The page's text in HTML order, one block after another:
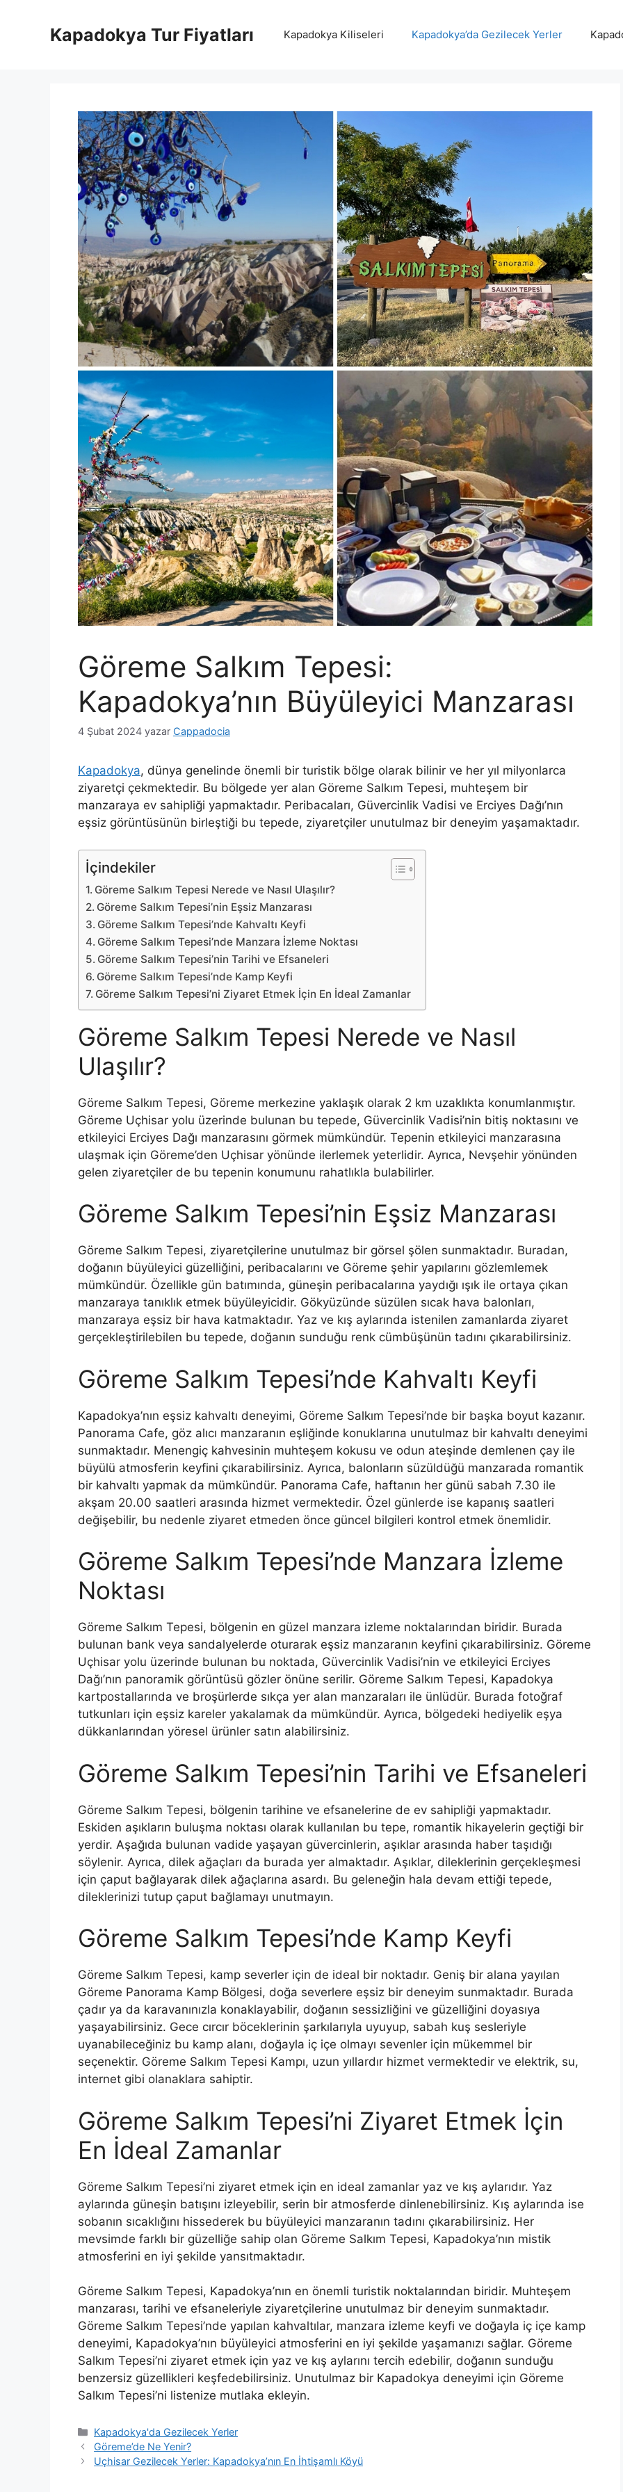
Kapadokya Tur Fiyatları Kapadokya Kiliseleri Kapadokya’da Gezilecek Yerler
Göreme Salkım Tepesi:
Kapadokya’nın Büyüleyici Manzarası
4 Şubat 2024 yazar Cappadocia
Kapadokya, dünya genelinde önemli bir turistik bölge olarak bilinir ve her yıl milyonlarca
ziyaretçi çekmektedir. Bu bölgede yer alan Göreme Salkım Tepesi, muhteşem bir
manzaraya ev sahipliği yapmaktadır. Peribacaları, Güvercinlik Vadisi ve Erciyes Dağı’nın
eşsiz görüntüsünün birleştiği bu tepede, ziyaretçiler unutulmaz bir deneyim yaşamaktadır.
İçindekiler
Göreme Salkım Tepesi Nerede ve Nasıl Ulaşılır?
Göreme Salkım Tepesi’nin Eşsiz Manzarası
Göreme Salkım Tepesi’nde Kahvaltı Keyfi
Göreme Salkım Tepesi’nde Manzara İzleme Noktası
Göreme Salkım Tepesi’nin Tarihi ve Efsaneleri
Göreme Salkım Tepesi’nde Kamp Keyfi
Göreme Salkım Tepesi’ni Ziyaret Etmek İçin En İdeal Zamanlar
Göreme Salkım Tepesi Nerede ve Nasıl
Ulaşılır?
Göreme Salkım Tepesi, Göreme merkezine yaklaşık olarak 2 km uzaklıkta konumlanmıştır.
Göreme Uçhisar yolu üzerinde bulunan bu tepede, Güvercinlik Vadisi’nin bitiş noktasını ve
etkileyici Erciyes Dağı manzarasını görmek mümkündür. Tepenin etkileyici manzarasına
ulaşmak için Göreme’den Uçhisar yönünde ilerlemek yeterlidir. Ayrıca, Nevşehir yönünden
gelen ziyaretçiler de bu tepenin konumunu rahatlıkla bulabilirler.
Göreme Salkım Tepesi’nin Eşsiz Manzarası
Göreme Salkım Tepesi, ziyaretçilerine unutulmaz bir görsel şölen sunmaktadır. Buradan,
doğanın büyüleyici güzelliğini, peribacalarını ve Göreme şehir yapılarını gözlemlemek
mümkündür. Özellikle gün batımında, güneşin peribacalarına yaydığı ışık ile ortaya çıkan
manzaraya tanıklık etmek büyüleyicidir. Gökyüzünde süzülen sıcak hava balonları,
manzaraya eşsiz bir hava katmaktadır. Yaz ve kış aylarında istenilen zamanlarda ziyaret
gerçekleştirilebilen bu tepede, doğanın sunduğu renk cümbüşünün tadını çıkarabilirsiniz.
Göreme Salkım Tepesi’nde Kahvaltı Keyfi
Kapadokya’nın eşsiz kahvaltı deneyimi, Göreme Salkım Tepesi’nde bir başka boyut kazanır.
Panorama Cafe, göz alıcı manzaranın eşliğinde konuklarına unutulmaz bir kahvaltı deneyimi
sunmaktadır. Menengiç kahvesinin muhteşem kokusu ve odun ateşinde demlenen çay ile
büyülü atmosferin keyfini çıkarabilirsiniz. Ayrıca, balonların süzüldüğü manzarada romantik
bir kahvaltı yapmak da mümkündür. Panorama Cafe, haftanın her günü sabah 7.30 ile
akşam 20.00 saatleri arasında hizmet vermektedir. Özel günlerde ise kapanış saatleri
değişebilir, bu nedenle ziyaret etmeden önce güncel bilgileri kontrol etmek önemlidir.
Göreme Salkım Tepesi’nde Manzara İzleme
Noktası
Göreme Salkım Tepesi, bölgenin en güzel manzara izleme noktalarından biridir. Burada
bulunan bank veya sandalyelerde oturarak eşsiz manzaranın keyfini çıkarabilirsiniz. Göreme
Uçhisar yolu üzerinde bulunan bu noktada, Güvercinlik Vadisi’nin ve etkileyici Erciyes
Dağı’nın panoramik görüntüsü gözler önüne serilir. Göreme Salkım Tepesi, Kapadokya
kartpostallarında ve broşürlerde sıkça yer alan manzaraları ile ünlüdür. Burada fotoğraf
tutkunları için eşsiz kareler yakalamak da mümkündür. Ayrıca, bölgedeki hediyelik eşya
dükkanlarından yöresel ürünler satın alabilirsiniz.
Göreme Salkım Tepesi’nin Tarihi ve Efsaneleri
Göreme Salkım Tepesi, bölgenin tarihine ve efsanelerine de ev sahipliği yapmaktadır.
Eskiden aşıkların buluşma noktası olarak kullanılan bu tepe, romantik hikayelerin geçtiği bir
yerdir. Aşağıda bulunan vadide yaşayan güvercinlerin, aşıklar arasında haber taşıdığı
söylenir. Ayrıca, dilek ağaçları da burada yer almaktadır. Aşıklar, dileklerinin gerçekleşmesi
için çaput bağlayarak dilek ağaçlarına asardı. Bu geleneğin hala devam ettiği tepede,
dileklerinizi tutup çaput bağlamayı unutmayın.
Göreme Salkım Tepesi’nde Kamp Keyfi
Göreme Salkım Tepesi, kamp severler için de ideal bir noktadır. Geniş bir alana yayılan
Göreme Panorama Kamp Bölgesi, doğa severlere eşsiz bir deneyim sunmaktadır. Burada
çadır ya da karavanınızla konaklayabilir, doğanın sessizliğini ve güzelliğini doyasıya
yaşayabilirsiniz. Gece cırcır böceklerinin şarkılarıyla uyuyup, sabah kuş sesleriyle
uyanabileceğiniz bu kamp alanı, doğayla iç içe olmayı sevenler için mükemmel bir
seçenektir. Göreme Salkım Tepesi Kampı, uzun yıllardır hizmet vermektedir ve elektrik, su,
internet gibi olanaklara sahiptir.
Göreme Salkım Tepesi’ni Ziyaret Etmek İçin
En İdeal Zamanlar
Göreme Salkım Tepesi’ni ziyaret etmek için en ideal zamanlar yaz ve kış aylarıdır. Yaz
aylarında güneşin batışını izleyebilir, serin bir atmosferde dinlenebilirsiniz. Kış aylarında ise
sobanın sıcaklığını hissederek bu büyüleyici manzaranın tadını çıkarabilirsiniz. Her
mevsimde farklı bir güzelliğe sahip olan Göreme Salkım Tepesi, Kapadokya’nın mistik
atmosferini en iyi şekilde yansıtmaktadır.
Göreme Salkım Tepesi, Kapadokya’nın en önemli turistik noktalarından biridir. Muhteşem
manzarası, tarihi ve efsaneleriyle ziyaretçilerine unutulmaz bir deneyim sunmaktadır.
Göreme Salkım Tepesi’nde yapılan kahvaltılar, manzara izleme keyfi ve doğayla iç içe kamp
deneyimi, Kapadokya’nın büyüleyici atmosferini en iyi şekilde yaşamanızı sağlar. Göreme
Salkım Tepesi’ni ziyaret etmek için yaz ve kış aylarını tercih edebilir, doğanın sunduğu
benzersiz güzellikleri keşfedebilirsiniz. Unutulmaz bir Kapadokya deneyimi için Göreme
Salkım Tepesi’ni listenize mutlaka ekleyin.
Kategoriler
Kapadokya'da Gezilecek Yerler
Göreme’de Ne Yenir?
Uçhisar Gezilecek Yerler: Kapadokya’nın En İhtişamlı Köyü